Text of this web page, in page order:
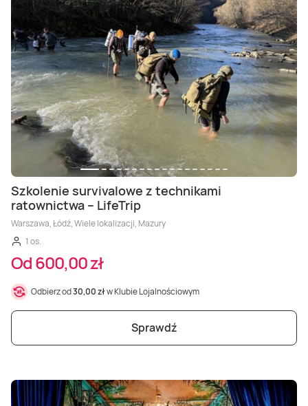
Szkolenie survivalowe z technikami
ratownictwa – LifeTrip
Warszawa, Łódź, Wiele lokalizacji, Mazury
1 os.
Od 600,00 zł
Odbierz od30,00 złw Klubie Lojalnościowym
Sprawdź